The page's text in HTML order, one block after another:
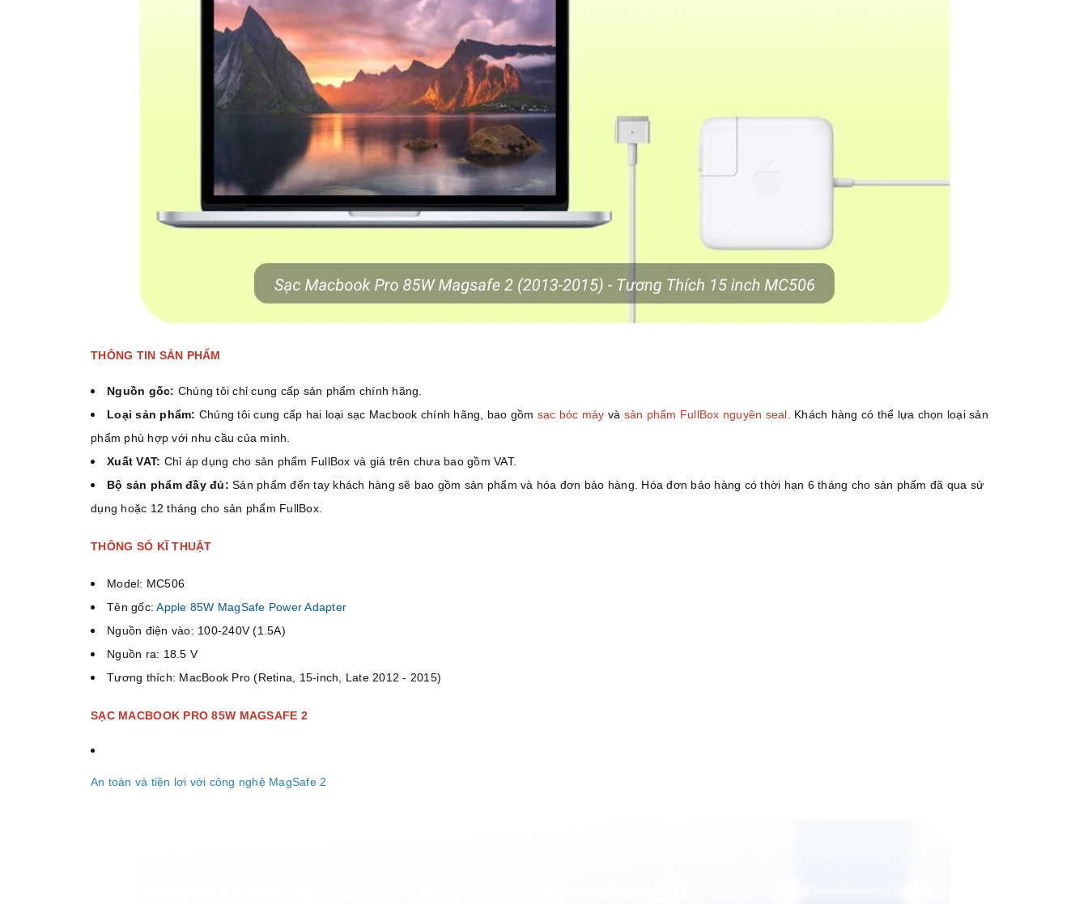
THÔNG TIN SẢN PHẨM
Nguồn gốc: Chúng tôi chỉ cung cấp sản phẩm chính hãng.
Loại sản phẩm: Chúng tôi cung cấp hai loại sạc Macbook chính hãng, bao gồm sạc bóc máy và sản phẩm FullBox nguyên seal . Khách hàng có thể lựa chọn loại sản
phẩm phù hợp với nhu cầu của mình.
Xuất VAT: Chỉ áp dụng cho sản phẩm FullBox và giá trên chưa bao gồm VAT.
Bộ sản phẩm đầy đủ: Sản phẩm đến tay khách hàng sẽ bao gồm sản phẩm và hóa đơn bảo hàng. Hóa đơn bảo hàng có thời hạn 6 tháng cho sản phẩm đã qua sử
dụng hoặc 12 tháng cho sản phẩm FullBox.
THÔNG SỐ KĨ THUẬT
Model: MC506
Tên gốc:Apple 85W MagSafe Power Adapter
Nguồn điện vào: 100-240V (1.5A)
Nguồn ra: 18.5 V
Tương thích: MacBook Pro (Retina, 15-inch, Late 2012 - 2015)
SẠC MACBOOK PRO 85W MAGSAFE 2
An toàn và tiện lợi với công nghệ MagSafe 2